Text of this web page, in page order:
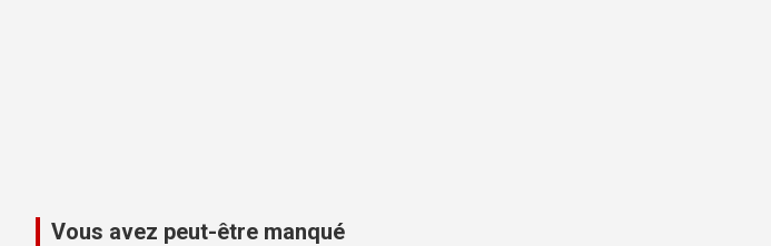
Vous avez peut-être manqué